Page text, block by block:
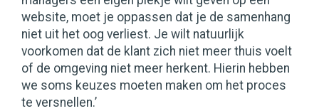
website, moet je oppassen dat je de samenhang
niet uit het oog verliest. Je wilt natuurlijk
voorkomen dat de klant zich niet meer thuis voelt
of de omgeving niet meer herkent. Hierin hebben
we soms keuzes moeten maken om het proces
te versnellen.’